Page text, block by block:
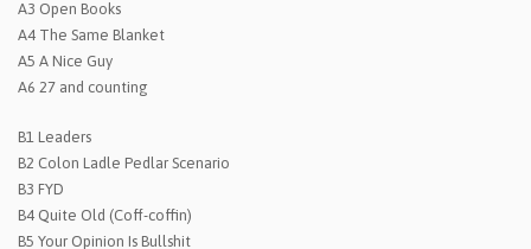
A3 Open Books
A4 The Same Blanket
A5 A Nice Guy
A6 27 and counting
B1 Leaders
B2 Colon Ladle Pedlar Scenario
B3 FYD
B4 Quite Old (Coff-coffin)
B5 Your Opinion Is Bullshit